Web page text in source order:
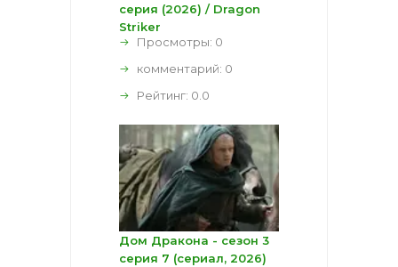
серия (2026) / Dragon
Striker
Просмотры: 0
комментарий: 0
Рейтинг: 0.0
Дом Дракона - сезон 3
серия 7 (сериал, 2026)